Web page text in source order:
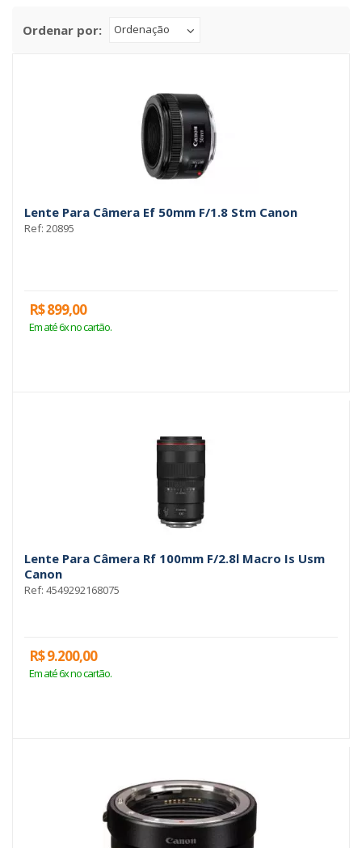
Ordenar por: Ordenação
Lente Para Câmera Ef 50mm F/1.8 Stm Canon
Ref: 20895
R$ 899,00
Em até 6x no cartão.
Lente Para Câmera Rf 100mm F/2.8l Macro Is Usm
Canon
Ref: 4549292168075
R$ 9.200,00
Em até 6x no cartão.